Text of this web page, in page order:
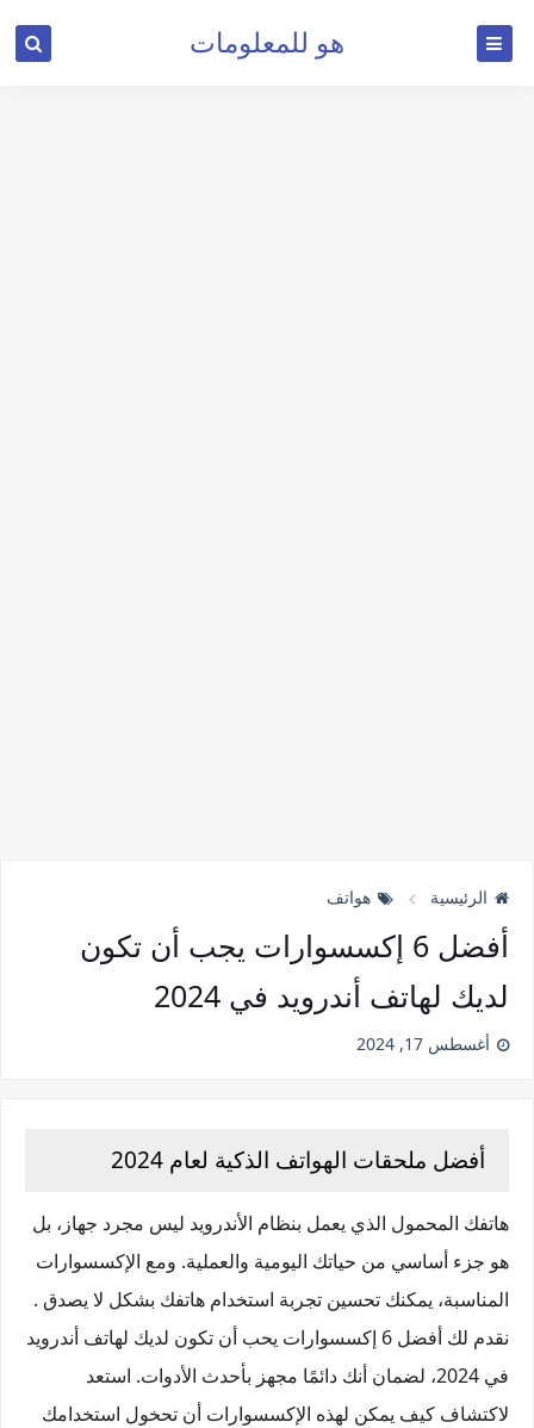
هو للمعلومات
الرئيسية هواتف
أفضل 6 إكسسوارات يجب أن تكون
لديك لهاتف أندرويد في 2024
أغسطس 17, 2024
أفضل ملحقات الهواتف الذكية لعام 2024
هاتفك المحمول الذي يعمل بنظام الأندرويد ليس مجرد جهاز، بل
هو جزء أساسي من حياتك اليومية والعملية. ومع الإكسسوارات
المناسبة، يمكنك تحسين تجربة استخدام هاتفك بشكل لا يصدق .
نقدم لك أفضل 6 إكسسوارات يحب أن تكون لديك لهاتف أندرويد
في 2024، لضمان أنك دائمًا مجهز بأحدث الأدوات. استعد
لاكتشاف كيف يمكن لهذه الإكسسوارات أن تحخول استخدامك